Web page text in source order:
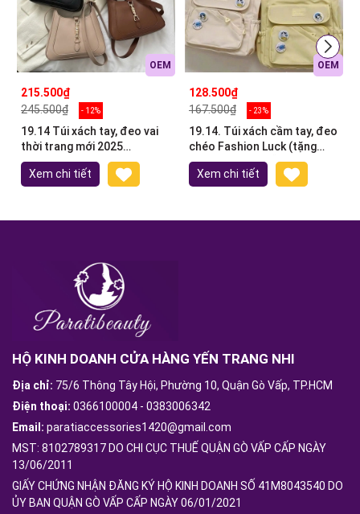
OEM
215.500₫
245.500₫
- 12%
19.14 Túi xách tay, đeo vai
thời trang mới 2025
24,5*20,5*5,5cm
Xem chi tiết
OEM
128.500₫
167.500₫
- 23%
19.14. Túi xách cầm tay, đeo
chéo Fashion Luck (tặng
kèm phụ kiện ngẫu nhiên)
Xem chi tiết
HỘ KINH DOANH CỬA HÀNG YẾN TRANG NHI
Địa chỉ: 75/6 Thông Tây Hội, Phường 10, Quận Gò Vấp, TP.HCM
Điện thoại: 0366100004 - 0383006342
Email: paratiaccessories1420@gmail.com
MST: 8102789317 DO CHI CỤC THUẾ QUẬN GÒ VẤP CẤP NGÀY
13/06/2011
GIẤY CHỨNG NHẬN ĐĂNG KÝ HỘ KINH DOANH SỐ 41M8043540 DO
ỦY BAN QUẬN GÒ VẤP CẤP NGÀY 06/01/2021